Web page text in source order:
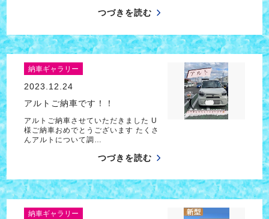
つづきを読む
納車ギャラリー
2023.12.24
アルトご納車です！！
アルトご納車させていただきました U
様ご納車おめでとうございます たくさ
んアルトについて調…
つづきを読む
納車ギャラリー